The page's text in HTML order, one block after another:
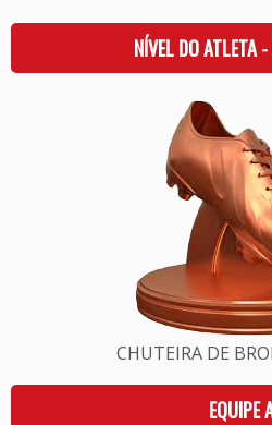
NÍVEL DO ATLETA
CHUTEIRA DE
EQUIPE